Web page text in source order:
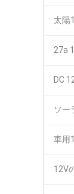
太陽
27a
DC
ソー
車用
12V